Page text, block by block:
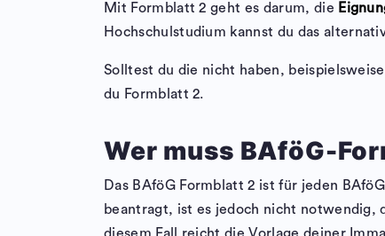
Mit Formblatt 2 geht es darum, die
Hochschulstudium kannst du das
Solltest du die nicht haben,
du Formblatt 2.
Wer muss BAföG-
Das BAföG Formblatt 2 ist für jeden
beantragt, ist es jedoch nicht notwendig,